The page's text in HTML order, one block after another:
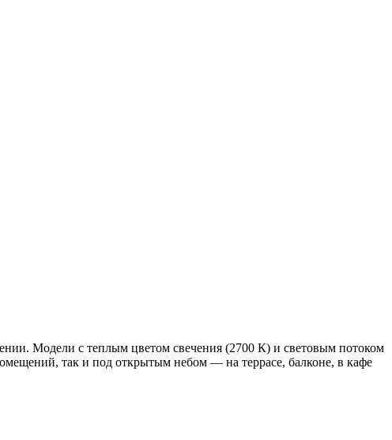
Модели с теплым цветом свечения (2700 К) и световым потоком
так и под открытым небом — на террасе, балконе, в кафе